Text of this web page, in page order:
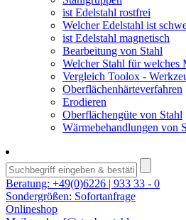
ist Edelstahl rostfrei
Welcher Edelstahl ist
ist Edelstahl magnetisch
Bearbeitung von Stahl
Welcher Stahl für welches
Vergleich Toolox -
Oberflächenhärteverfahren
Erodieren
Oberflächengüte von Stahl
Wärmebehandlungen von
Beratung: +49(0)6226 | 933 33 - 0
Sondergrößen: Sofortanfrage
Onlineshop